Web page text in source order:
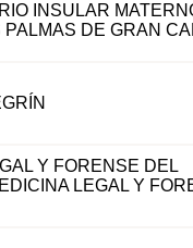
INSULAR
PALMAS DE GRAN
Y FORENSE DEL
LEGAL Y